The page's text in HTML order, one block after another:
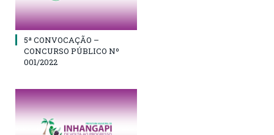
5ª CONVOCAÇÃO –
CONCURSO PÚBLICO Nº
001/2022